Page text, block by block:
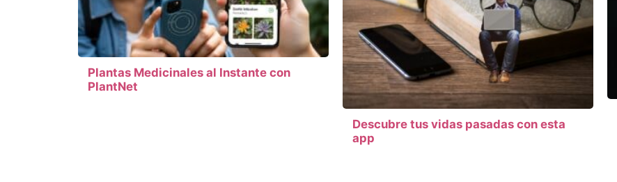
Plantas Medicinales al Instante con
PlantNet
Descubre tus vidas pasadas con esta
app